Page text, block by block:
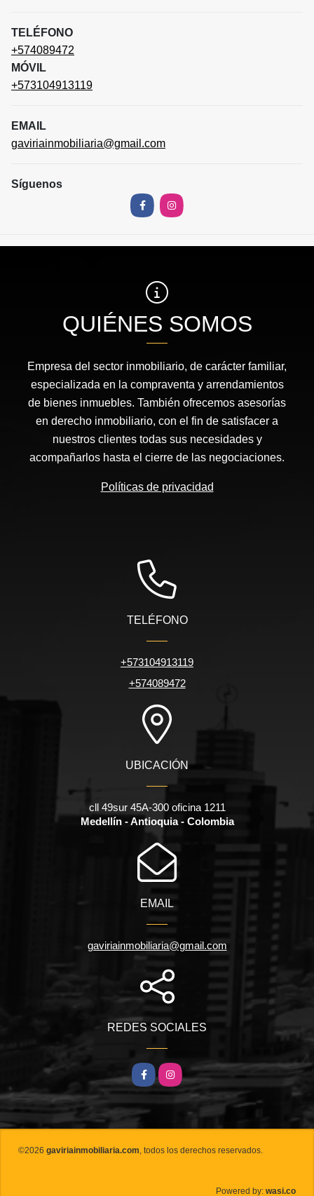
TELÉFONO
+574089472
MÓVIL
+573104913119
EMAIL
gaviriainmobiliaria@gmail.com
Síguenos
FacebookInstagram
QUIÉNES SOMOS
Empresa del sector inmobiliario, de carácter familiar,
especializada en la compraventa y arrendamientos
de bienes inmuebles. También ofrecemos asesorías
en derecho inmobiliario, con el fin de satisfacer a
nuestros clientes todas sus necesidades y
acompañarlos hasta el cierre de las negociaciones.
Políticas de privacidad
TELÉFONO
+573104913119
+574089472
UBICACIÓN
cll 49sur 45A-300 oficina 1211
Medellín - Antioquia - Colombia
EMAIL
gaviriainmobiliaria@gmail.com
REDES SOCIALES
FacebookInstagram
©2026 gaviriainmobiliaria.com , todos los derechos reservados.
Powered by: wasi.co